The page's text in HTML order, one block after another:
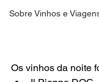
Sobre Vinhos e
Os vinhos da noite